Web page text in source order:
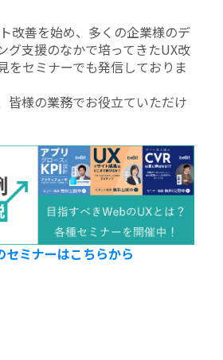
改善を始め、多くの企業様のデ
グ支援のなかで培ってきたUX改
をセミナーでも発信しておりま
皆様の業務でお役立ていただけ
セミナーはこちらから